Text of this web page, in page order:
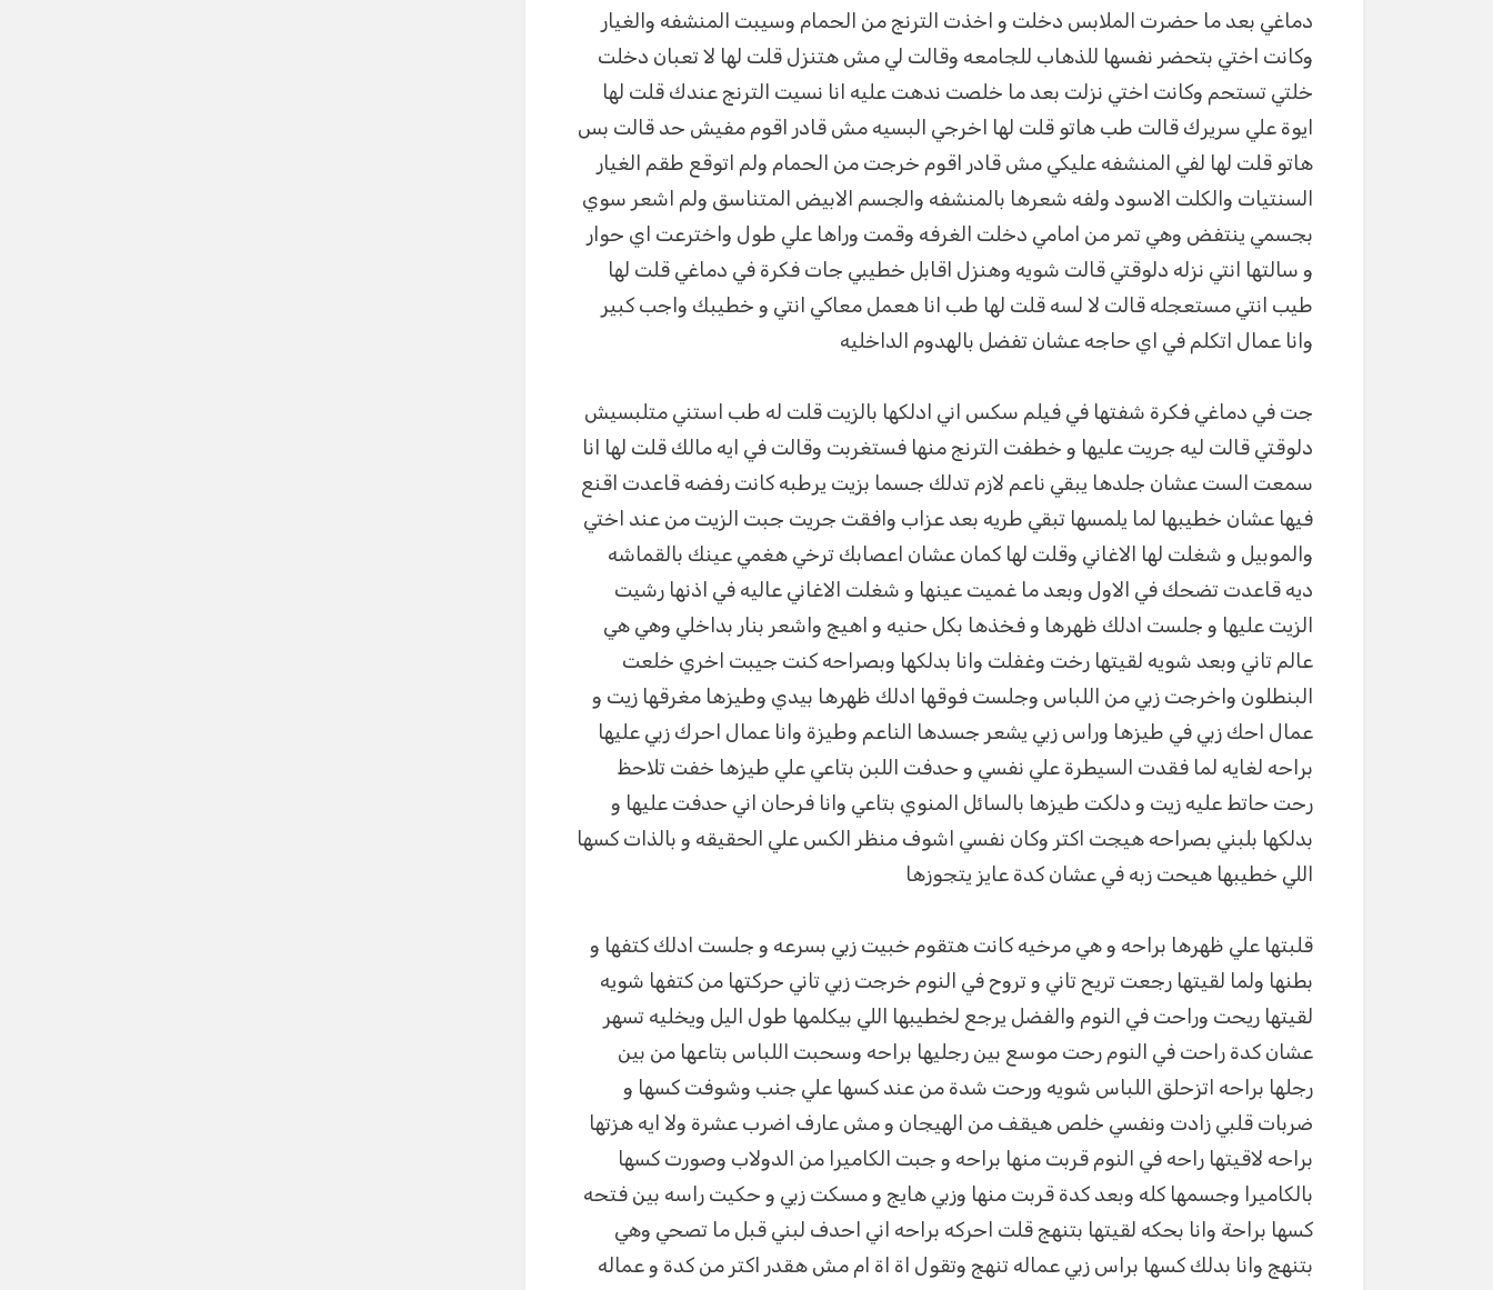
دماغي بعد ما حضرت الملابس دخلت و اخذت الترنج من الحمام وسيبت المنشفه والغيار
وكانت اختي بتحضر نفسها للذهاب للجامعه وقالت لي مش هتنزل قلت لها لا تعبان دخلت
خلتي تستحم وكانت اختي نزلت بعد ما خلصت ندهت عليه انا نسيت الترنج عندك قلت لها
ايوة علي سريرك قالت طب هاتو قلت لها اخرجي البسيه مش قادر اقوم مفيش حد قالت بس
هاتو قلت لها لفي المنشفه عليكي مش قادر اقوم خرجت من الحمام ولم اتوقع طقم الغيار
السنتيات والكلت الاسود ولفه شعرها بالمنشفه والجسم الابيض المتناسق ولم اشعر سوي
بجسمي ينتفض وهي تمر من امامي دخلت الغرفه وقمت وراها علي طول واخترعت اي حوار
و سالتها انتي نزله دلوقتي قالت شويه وهنزل اقابل خطيبي جات فكرة في دماغي قلت لها
طيب انتي مستعجله قالت لا لسه قلت لها طب انا هعمل معاكي انتي و خطيبك واجب كبير
وانا عمال اتكلم في اي حاجه عشان تفضل بالهدوم الداخليه
جت في دماغي فكرة شفتها في فيلم سكس اني ادلكها بالزيت قلت له طب استني متلبسيش
دلوقتي قالت ليه جريت عليها و خطفت الترنج منها فستغربت وقالت في ايه مالك قلت لها انا
سمعت الست عشان جلدها يبقي ناعم لازم تدلك جسما بزيت يرطبه كانت رفضه قاعدت اقنع
فيها عشان خطيبها لما يلمسها تبقي طريه بعد عزاب وافقت جريت جبت الزيت من عند اختي
والموبيل و شغلت لها الاغاني وقلت لها كمان عشان اعصابك ترخي هغمي عينك بالقماشه
ديه قاعدت تضحك في الاول وبعد ما غميت عينها و شغلت الاغاني عاليه في اذنها رشيت
الزيت عليها و جلست ادلك ظهرها و فخذها بكل حنيه و اهيج واشعر بنار بداخلي وهي هي
عالم تاني وبعد شويه لقيتها رخت وغفلت وانا بدلكها وبصراحه كنت جيبت اخري خلعت
البنطلون واخرجت زبي من اللباس وجلست فوقها ادلك ظهرها بيدي وطيزها مغرقها زيت و
عمال احك زبي في طيزها وراس زبي يشعر جسدها الناعم وطيزة وانا عمال احرك زبي عليها
براحه لغايه لما فقدت السيطرة علي نفسي و حدفت اللبن بتاعي علي طيزها خفت تلاحظ
رحت حاتط عليه زيت و دلكت طيزها بالسائل المنوي بتاعي وانا فرحان اني حدفت عليها و
بدلكها بلبني بصراحه هيجت اكتر وكان نفسي اشوف منظر الكس علي الحقيقه و بالذات كسها
اللي خطيبها هيحت زبه في عشان كدة عايز يتجوزها
قلبتها علي ظهرها براحه و هي مرخيه كانت هتقوم خبيت زبي بسرعه و جلست ادلك كتفها و
بطنها ولما لقيتها رجعت تريح تاني و تروح في النوم خرجت زبي تاني حركتها من كتفها شويه
لقيتها ريحت وراحت في النوم والفضل يرجع لخطيبها اللي بيكلمها طول اليل ويخليه تسهر
عشان كدة راحت في النوم رحت موسع بين رجليها براحه وسحبت اللباس بتاعها من بين
رجلها براحه اتزحلق اللباس شويه ورحت شدة من عند كسها علي جنب وشوفت كسها و
ضربات قلبي زادت ونفسي خلص هيقف من الهيجان و مش عارف اضرب عشرة ولا ايه هزتها
براحه لاقيتها راحه في النوم قربت منها براحه و جبت الكاميرا من الدولاب وصورت كسها
بالكاميرا وجسمها كله وبعد كدة قربت منها وزبي هايج و مسكت زبي و حكيت راسه بين فتحه
كسها براحة وانا بحكه لقيتها بتنهج قلت احركه براحه اني احدف لبني قبل ما تصحي وهي
بتنهج وانا بدلك كسها براس زبي عماله تنهج وتقول اة اة ام مش هقدر اكتر من كدة و عماله